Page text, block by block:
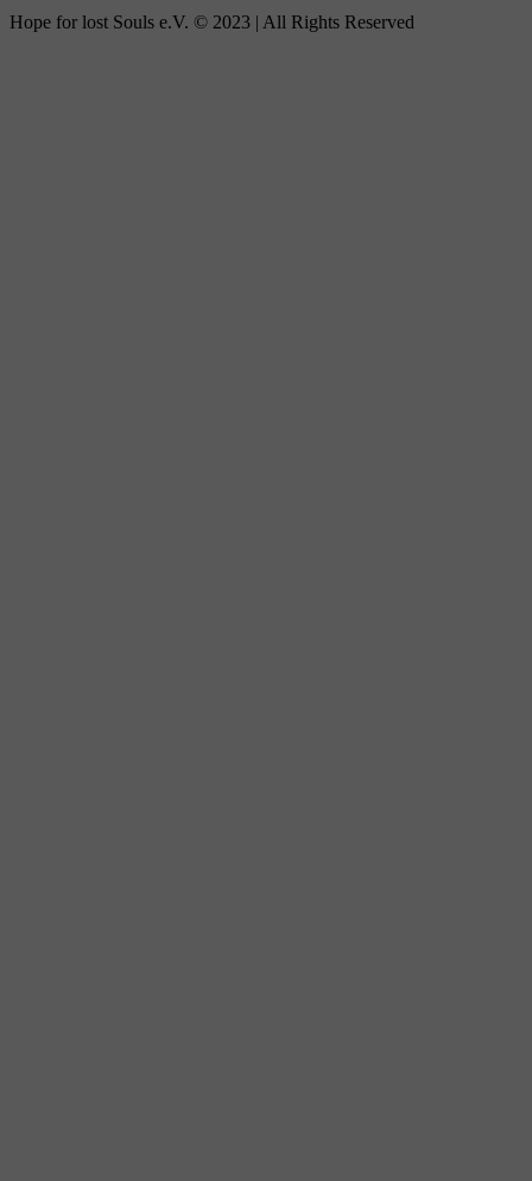
Hope for lost Souls e.V. © 2023 | All Rights Reserved